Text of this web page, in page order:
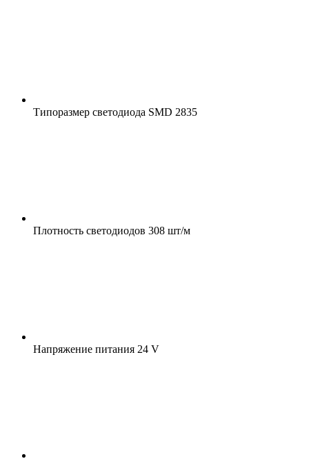
Типоразмер светодиода SMD 2835
Плотность светодиодов 308 шт/м
Напряжение питания 24 V